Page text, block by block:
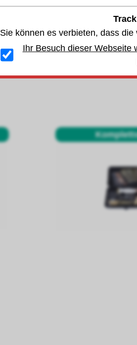
Sie können es verbieten, dass
Ihr Besuch dieser Webseite